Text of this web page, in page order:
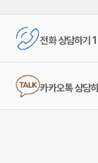
전화 상담하
카카오톡 상담